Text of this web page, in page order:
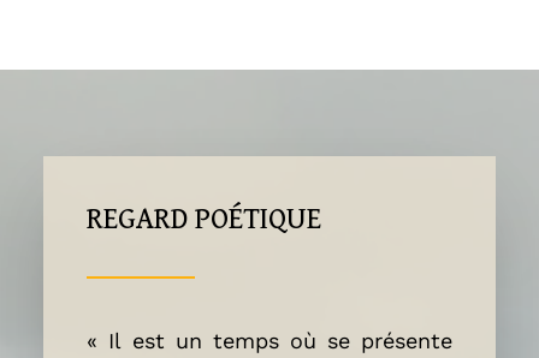
REGARD POÉTIQUE
« Il est un temps où se présente